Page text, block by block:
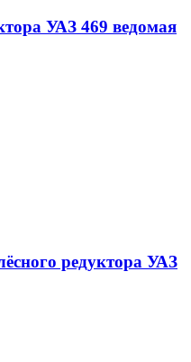
УАЗ 469 ведомая
редуктора УАЗ